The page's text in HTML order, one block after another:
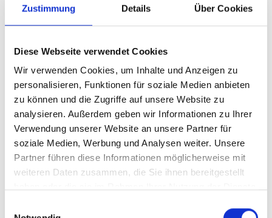
Zustimmung Details Über Cookies
Diese Webseite verwendet Cookies
Wir verwenden Cookies, um Inhalte und Anzeigen zu
personalisieren, Funktionen für soziale Medien anbieten
zu können und die Zugriffe auf unsere Website zu
analysieren. Außerdem geben wir Informationen zu Ihrer
Verwendung unserer Website an unsere Partner für
soziale Medien, Werbung und Analysen weiter. Unsere
Partner führen diese Informationen möglicherweise mit
weiteren Daten zusammen, die Sie ihnen bereitgestellt
Schnellinfo
Changing the game: gamification and socio-
environmental education
ECOMOVE International, CIEDS, Redes da
Maré
(SA Eastern